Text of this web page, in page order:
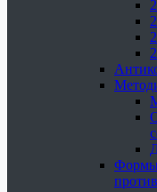
Формы